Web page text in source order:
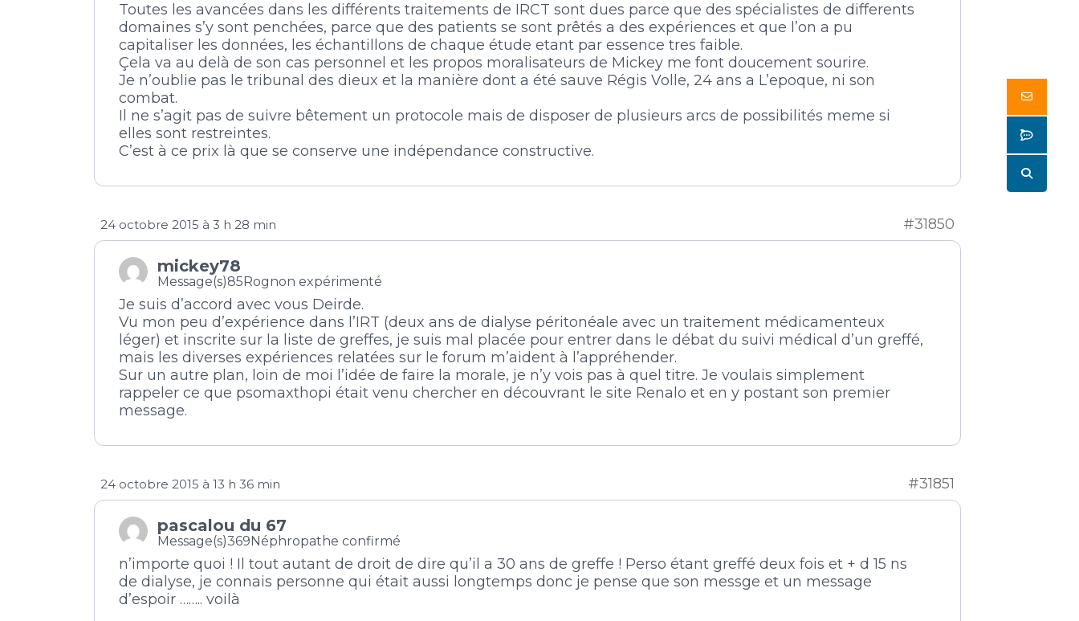
Toutes les avancées dans les différents traitements de IRCT sont dues parce que des spécialistes de differents
domaines s’y sont penchées, parce que des patients se sont prêtés a des expériences et que l’on a pu
capitaliser les données, les échantillons de chaque étude etant par essence tres faible.
Çela va au delà de son cas personnel et les propos moralisateurs de Mickey me font doucement sourire.
Je n’oublie pas le tribunal des dieux et la manière dont a été sauve Régis Volle, 24 ans a L’epoque, ni son
combat.
Il ne s’agit pas de suivre bêtement un protocole mais de disposer de plusieurs arcs de possibilités meme si
elles sont restreintes.
C’est à ce prix là que se conserve une indépendance constructive.
24 octobre 2015 à 3 h 28 min #31850
mickey78
Message(s)85 Rognon expérimenté
Je suis d’accord avec vous Deirde.
Vu mon peu d’expérience dans l’IRT (deux ans de dialyse péritonéale avec un traitement médicamenteux
léger) et inscrite sur la liste de greffes, je suis mal placée pour entrer dans le débat du suivi médical d’un greffé,
mais les diverses expériences relatées sur le forum m’aident à l’appréhender.
Sur un autre plan, loin de moi l’idée de faire la morale, je n’y vois pas à quel titre. Je voulais simplement
rappeler ce que psomaxthopi était venu chercher en découvrant le site Renalo et en y postant son premier
message.
24 octobre 2015 à 13 h 36 min #31851
pascalou du 67
Message(s)369 Néphropathe confirmé
n’importe quoi ! Il tout autant de droit de dire qu’il a 30 ans de greffe ! Perso étant greffé deux fois et + d 15 ns
de dialyse, je connais personne qui était aussi longtemps donc je pense que son messge et un message
d’espoir …….. voilà